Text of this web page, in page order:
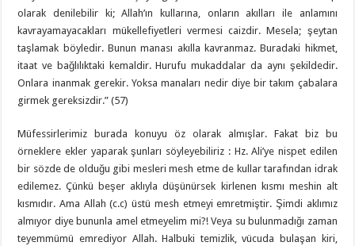
olarak denilebilir ki; Allah’ın kullarına, onların akılları ile anlamını
kavrayamayacakları mükellefiyetleri vermesi caizdir. Mesela; şeytan
taşlamak böyledir. Bunun manası akılla kavranmaz. Buradaki hikmet,
itaat ve bağlılıktaki kemaldir. Hurufu mukaddalar da aynı şekildedir.
Onlara inanmak gerekir. Yoksa manaları nedir diye bir takım çabalara
girmek gereksizdir.” (57)
Müfessirlerimiz burada konuyu öz olarak almışlar. Fakat biz bu
örneklere ekler yaparak şunları söyleyebiliriz : Hz. Ali’ye nispet edilen
bir sözde de olduğu gibi mesleri mesh etme de kullar tarafından idrak
edilemez. Çünkü beşer aklıyla düşünürsek kirlenen kısmı meshin alt
kısmıdır. Ama Allah (c.c) üstü mesh etmeyi emretmiştir. Şimdi aklımız
almıyor diye bununla amel etmeyelim mi?! Veya su bulunmadığı zaman
teyemmümü emrediyor Allah. Halbuki temizlik, vücuda bulaşan kiri,